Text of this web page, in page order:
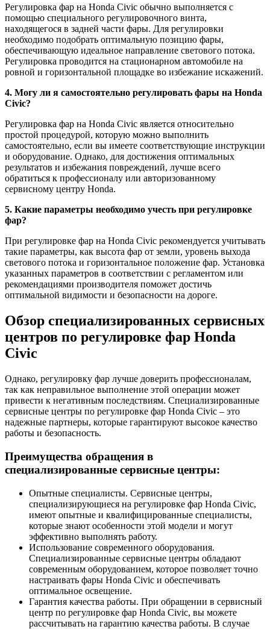
Регулировка фар на Honda Civic обычно выполняется с
помощью специального регулировочного винта,
находящегося в задней части фары. Для регулировки
необходимо подобрать оптимальную позицию фары,
обеспечивающую идеальное направление светового потока.
Регулировка проводится на стационарном автомобиле на
ровной и горизонтальной площадке во избежание искажений.
4. Могу ли я самостоятельно регулировать фары на Honda
Civic?
Регулировка фар на Honda Civic является относительно
простой процедурой, которую можно выполнить
самостоятельно, если вы имеете соответствующие инструкции
и оборудование. Однако, для достижения оптимальных
результатов и избежания повреждений, лучше всего
обратиться к профессионалу или авторизованному
сервисному центру Honda.
5. Какие параметры необходимо учесть при регулировке
фар?
При регулировке фар на Honda Civic рекомендуется учитывать
такие параметры, как высота фар от земли, уровень выхода
светового потока и горизонтальное положение фар. Установка
указанных параметров в соответствии с регламентом или
рекомендациями производителя поможет достичь
оптимальной видимости и безопасности на дороге.
Обзор специализированных сервисных
центров по регулировке фар Honda
Civic
Однако, регулировку фар лучше доверить профессионалам,
так как неправильное выполнение этой операции может
привести к негативным последствиям. Специализированные
сервисные центры по регулировке фар Honda Civic – это
надежные партнеры, которые гарантируют высокое качество
работы и безопасность.
Преимущества обращения в
специализированные сервисные центры:
Опытные специалисты. Сервисные центры,
специализирующиеся на регулировке фар Honda Civic,
имеют опытные и квалифицированные специалисты,
которые знают особенности этой модели и могут
эффективно выполнять работу.
Использование современного оборудования.
Специализированные сервисные центры обладают
современным оборудованием, которое позволяет точно
настраивать фары Honda Civic и обеспечивать
оптимальное освещение.
Гарантия качества работы. При обращении в сервисный
центр по регулировке фар Honda Civic, вы можете
рассчитывать на гарантию качества работы. В случае